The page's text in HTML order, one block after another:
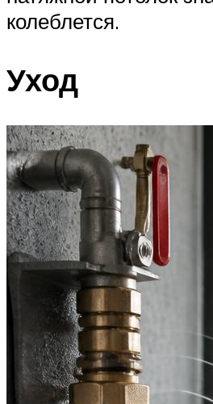
колеблется.
Уход